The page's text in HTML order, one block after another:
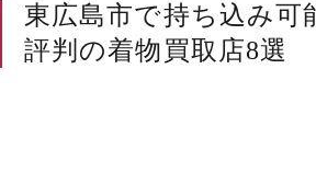
東広島市で持ち込み可
評判の着物買取店8選